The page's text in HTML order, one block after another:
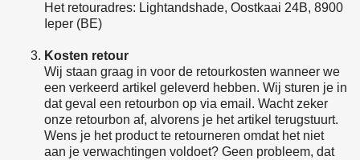
Het retouradres: Lightandshade, Oostkaai 24B, 8900
Ieper (BE)
Kosten retour
Wij staan graag in voor de retourkosten wanneer we
een verkeerd artikel geleverd hebben. Wij sturen je in
dat geval een retourbon op via email. Wacht zeker
onze retourbon af, alvorens je het artikel terugstuurt.
Wens je het product te retourneren omdat het niet
aan je verwachtingen voldoet? Geen probleem, dat